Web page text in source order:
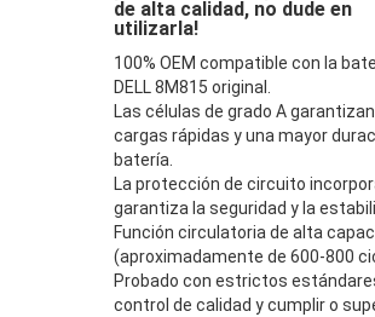
de alta calidad, no dude en
utilizarla!
100% OEM compatible con la
DELL 8M815 original.
Las células de grado A
cargas rápidas y una mayor
batería.
La protección de circuito
garantiza la seguridad y la
Función circulatoria de alta
(aproximadamente de 600-800
Probado con estrictos
control de calidad y cumplir o